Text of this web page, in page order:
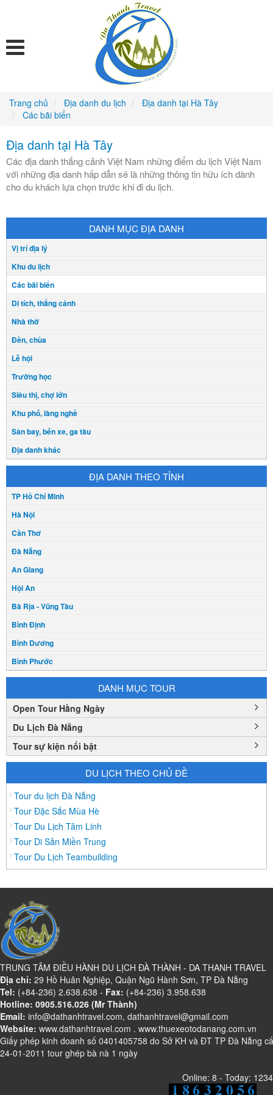
Trang chủ Địa danh du lịch
Địa danh tại Hà Tây
Các bãi biển
Địa danh tại Hà Tây
Các địa danh thắng cảnh Việt Nam những điểm du lịch Việt Nam
với những địa danh hấp dẫn sẽ là những thông tin hữu ích dành
cho du khách lựa chọn trước khi đi du lịch.
DANH MỤC ĐỊA DANH
Vị trí địa lý
Khu du lịch
Các bãi biển
Di tích, thắng cảnh
Nhà thờ
Đền, chùa
Lễ hội
Trường học
Siêu thị, chợ lớn
Khu phố, làng nghề
Sân bay, bến xe, ga tàu
Địa danh khác
ĐỊA DANH THEO TỈNH
TP Hồ Chí Minh
Hà Nội
Cần Thơ
Đà Nẵng
An Giang
Hội An
Bà Rịa - Vũng Tàu
Bình Định
Bình Dương
Bình Phước
Bình Thuận
Bắc Cạn
Bắc Giang
Bắc Ninh
Bạc Liêu
Cao Bằng
Daknông
Đồng Nai
Đồng Tháp
Điện Biên
Gia Lai
Hà Giang
Hà Nam
Hà Tĩnh
Hà Tây
Hòa Bình
Hậu Giang
Hải Dương
DANH MỤC TOUR
Open Tour Hằng Ngày
Du Lịch Đà Nẵng
Tour sự kiện nổi bật
DU LỊCH THEO CHỦ ĐỀ
Tour du lịch Đà Nẵng
Tour Đặc Sắc Mùa Hè
Tour Du Lịch Tâm Linh
Tour Di Sản Miền Trung
Tour Du Lịch Teambuilding
TRUNG TÂM ĐIỀU HÀNH DU LỊCH ĐÀ THÀNH - DA THANH TRAVEL
Địa chỉ: 29 Hồ Huân Nghiệp, Quận Ngũ Hành Sơn, TP Đà Nẵng
Tel: (+84-236) 2.638.638 - Fax: (+84-236) 3.958.638
Hotline: 0905.516.026 (Mr Thành)
Email: info@dathanhtravel.com, dathanhtravel@gmail.com
Website: www.dathanhtravel.com . www.thuexeotodanang.com.vn
Giấy phép kinh doanh số 0401405758 do Sở KH và ĐT TP Đà Nẵng
24-01-2011 tour ghép bà nà 1 ngày
Online: 8 - Today: 1234